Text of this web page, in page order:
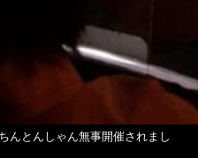
んとんしゃん無事開催されまし